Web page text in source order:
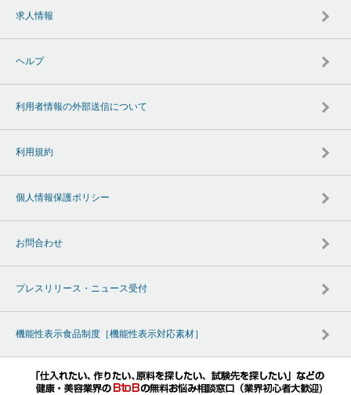
求人情報
ヘルプ
利用者情報の外部送信について
利用規約
個人情報保護ポリシー
お問合わせ
プレスリリース・ニュース受付
機能性表示食品制度［機能性表示対応素材］